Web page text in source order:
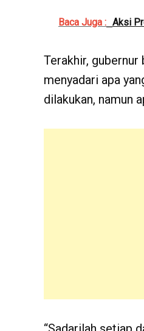
Baca Juga : Aksi
Terakhir, gubernur
menyadari apa
dilakukan, namun